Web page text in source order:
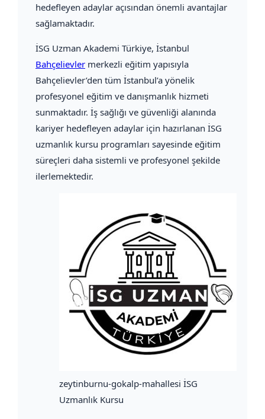
hedefleyen adaylar açısından önemli avantajlar
sağlamaktadır.
İSG Uzman Akademi Türkiye, İstanbul
Bahçelievler merkezli eğitim yapısıyla
Bahçelievler’den tüm İstanbul’a yönelik
profesyonel eğitim ve danışmanlık hizmeti
sunmaktadır. İş sağlığı ve güvenliği alanında
kariyer hedefleyen adaylar için hazırlanan İSG
uzmanlık kursu programları sayesinde eğitim
süreçleri daha sistemli ve profesyonel şekilde
ilerlemektedir.
zeytinburnu-gokalp-mahallesi İSG
Uzmanlık Kursu